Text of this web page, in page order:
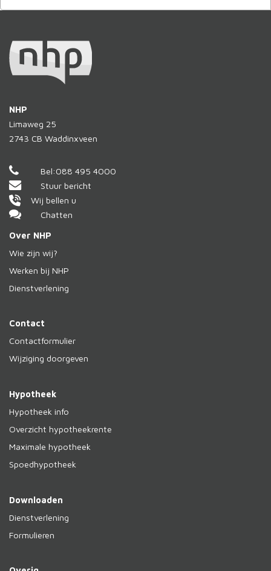
NHP
Limaweg 25
2743 CB Waddinxveen
Bel:088 495 4000
Stuur bericht
Wij bellen u
Chatten
Over NHP
Wie zijn wij?
Werken bij NHP
Dienstverlening
Contact
Contactformulier
Wijziging doorgeven
Hypotheek
Hypotheek info
Overzicht hypotheekrente
Maximale hypotheek
Spoedhypotheek
Downloaden
Dienstverlening
Formulieren